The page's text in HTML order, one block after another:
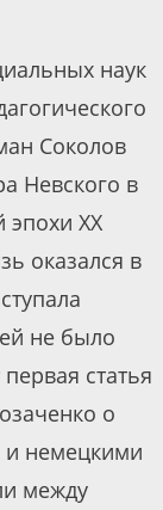
наук
Соколов
Невского в
эпохи XX
оказался в
не было
статья
о
и немецкими
между